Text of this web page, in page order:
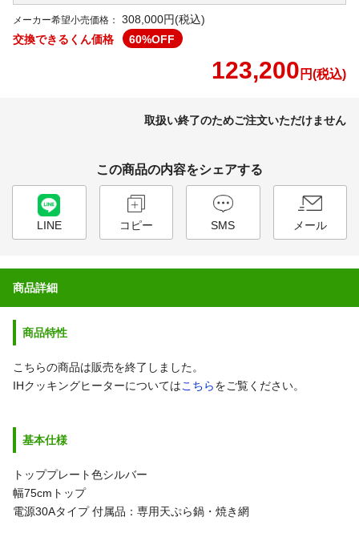
メーカー希望小売価格：
308,000円(税込)
交換できるくん価格
60%OFF
123,200 円(税込)
取扱い終了のためご注文いただけません
この商品の内容をシェアする
LINE コピー SMS メール
商品詳細
商品特性
こちらの商品は販売を終了しました。
IHクッキングヒーターについてはこちらをご覧ください。
基本仕様
トッププレート色シルバー
幅75cmトップ
電源30Aタイプ付属品：専用天ぷら鍋・焼き網